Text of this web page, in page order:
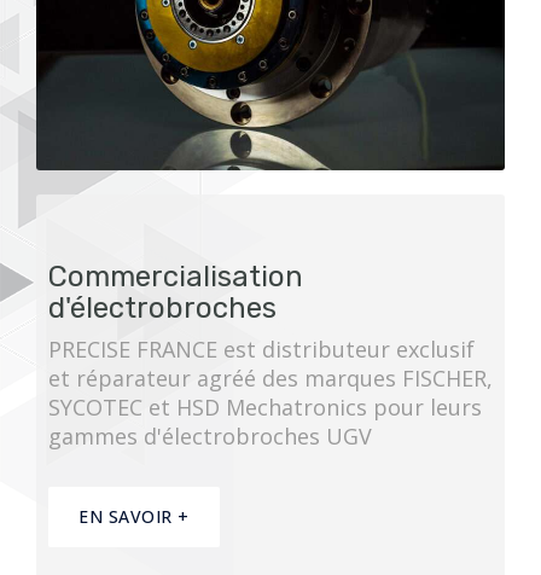
Commercialisation
d'électrobroches
PRECISE FRANCE est distributeur exclusif
et réparateur agréé des marques FISCHER,
SYCOTEC et HSD Mechatronics pour leurs
gammes d'électrobroches UGV
EN SAVOIR +